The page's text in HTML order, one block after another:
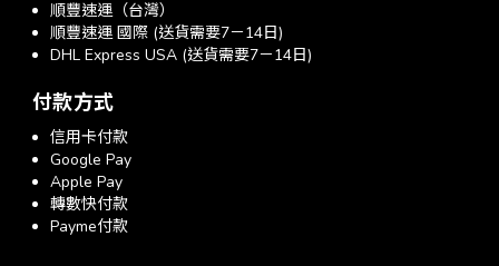
順豐速運（台灣）
順豐速運 國際 (送貨需要7－14日)
DHL Express USA (送貨需要7－14日)
付款方式
信用卡付款
Google Pay
Apple Pay
轉數快付款
Payme付款